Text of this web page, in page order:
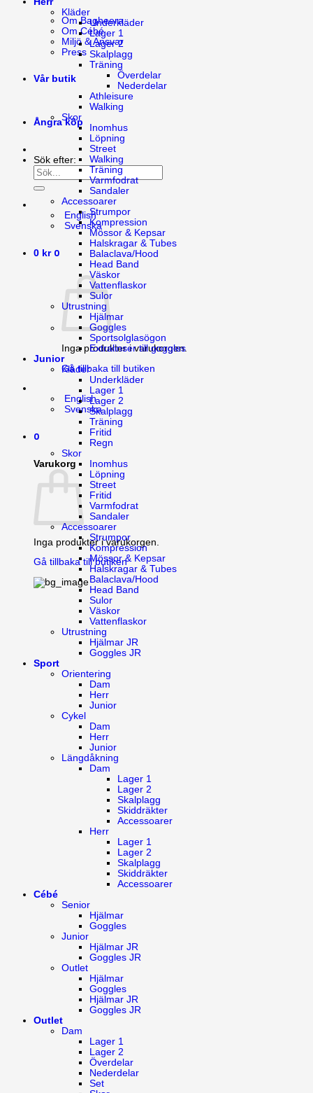
Om Bagheera
Om Cébé
Miljö & Ansvar
Press
Vår butik
Ångra köp
Sök efter:
English
Svenska
0 kr 0
Inga produkter i varukorgen.
Gå tillbaka till butiken
English
Svenska
0
Varukorg
Inga produkter i varukorgen.
Gå tillbaka till butiken
Kläder
Underkläder
Lager 1
Lager 2
Skalplagg
Träning
Överdelar
Nederdelar
Athleisure
Walking
Skor
Inomhus
Löpning
Street
Walking
Träning
Varmfodrat
Sandaler
Accessoarer
Strumpor
Kompression
Mössor & Kepsar
Halskragar & Tubes
Balaclava/Hood
Head Band
Väskor
Vattenflaskor
Sulor
Utrustning
Hjälmar
Goggles
Sportsolglasögon
Extralinser till goggles
Junior
Kläder
Underkläder
Lager 1
Lager 2
Skalplagg
Träning
Fritid
Regn
Skor
Inomhus
Löpning
Street
Fritid
Varmfodrat
Sandaler
Accessoarer
Strumpor
Kompression
Mössor & Kepsar
Halskragar & Tubes
Balaclava/Hood
Head Band
Sulor
Väskor
Vattenflaskor
Utrustning
Hjälmar JR
Goggles JR
Sport
Orientering
Dam
Herr
Junior
Cykel
Dam
Herr
Junior
Längdåkning
Dam
Lager 1
Lager 2
Skalplagg
Skiddräkter
Accessoarer
Herr
Lager 1
Lager 2
Skalplagg
Skiddräkter
Accessoarer
Cébé
Senior
Hjälmar
Goggles
Junior
Hjälmar JR
Goggles JR
Outlet
Hjälmar
Goggles
Hjälmar JR
Goggles JR
Outlet
Dam
Lager 1
Lager 2
Överdelar
Nederdelar
Set